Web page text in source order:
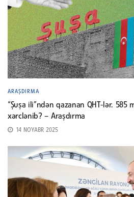
ARAŞDIRMA
“Şuşa ili”ndən qazanan QHT-lər. 585
xərclənib? – Araşdırma
14 NOYABR 2025